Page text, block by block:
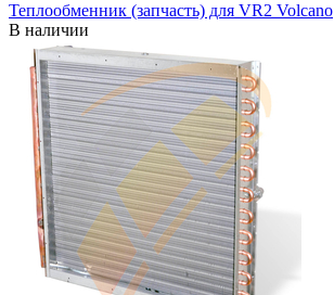
Теплообменник (запчасть) для VR2 Volcano
В наличии